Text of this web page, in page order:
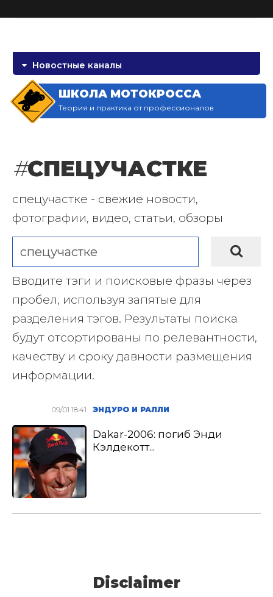
Новостные каналы
ШКОЛА МОТОКРОССА
Теория и практика от профессионалов
#СПЕЦУЧАСТКЕ
спецучастке - свежие новости,
фотографии, видео, статьи, обзоры
Вводите тэги и поисковые фразы через
пробел, используя запятые для
разделения тэгов. Результаты поиска
будут отсортированы по релевантности,
качеству и сроку давности размещения
информации.
09/01 18:41 ЭНДУРО И РАЛЛИ
Dakar-2006: погиб Энди
Кэлдекотт...
Disclaimer